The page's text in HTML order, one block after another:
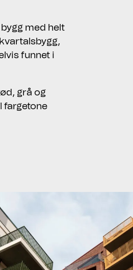
med helt
funnet i
grå og
fargetone